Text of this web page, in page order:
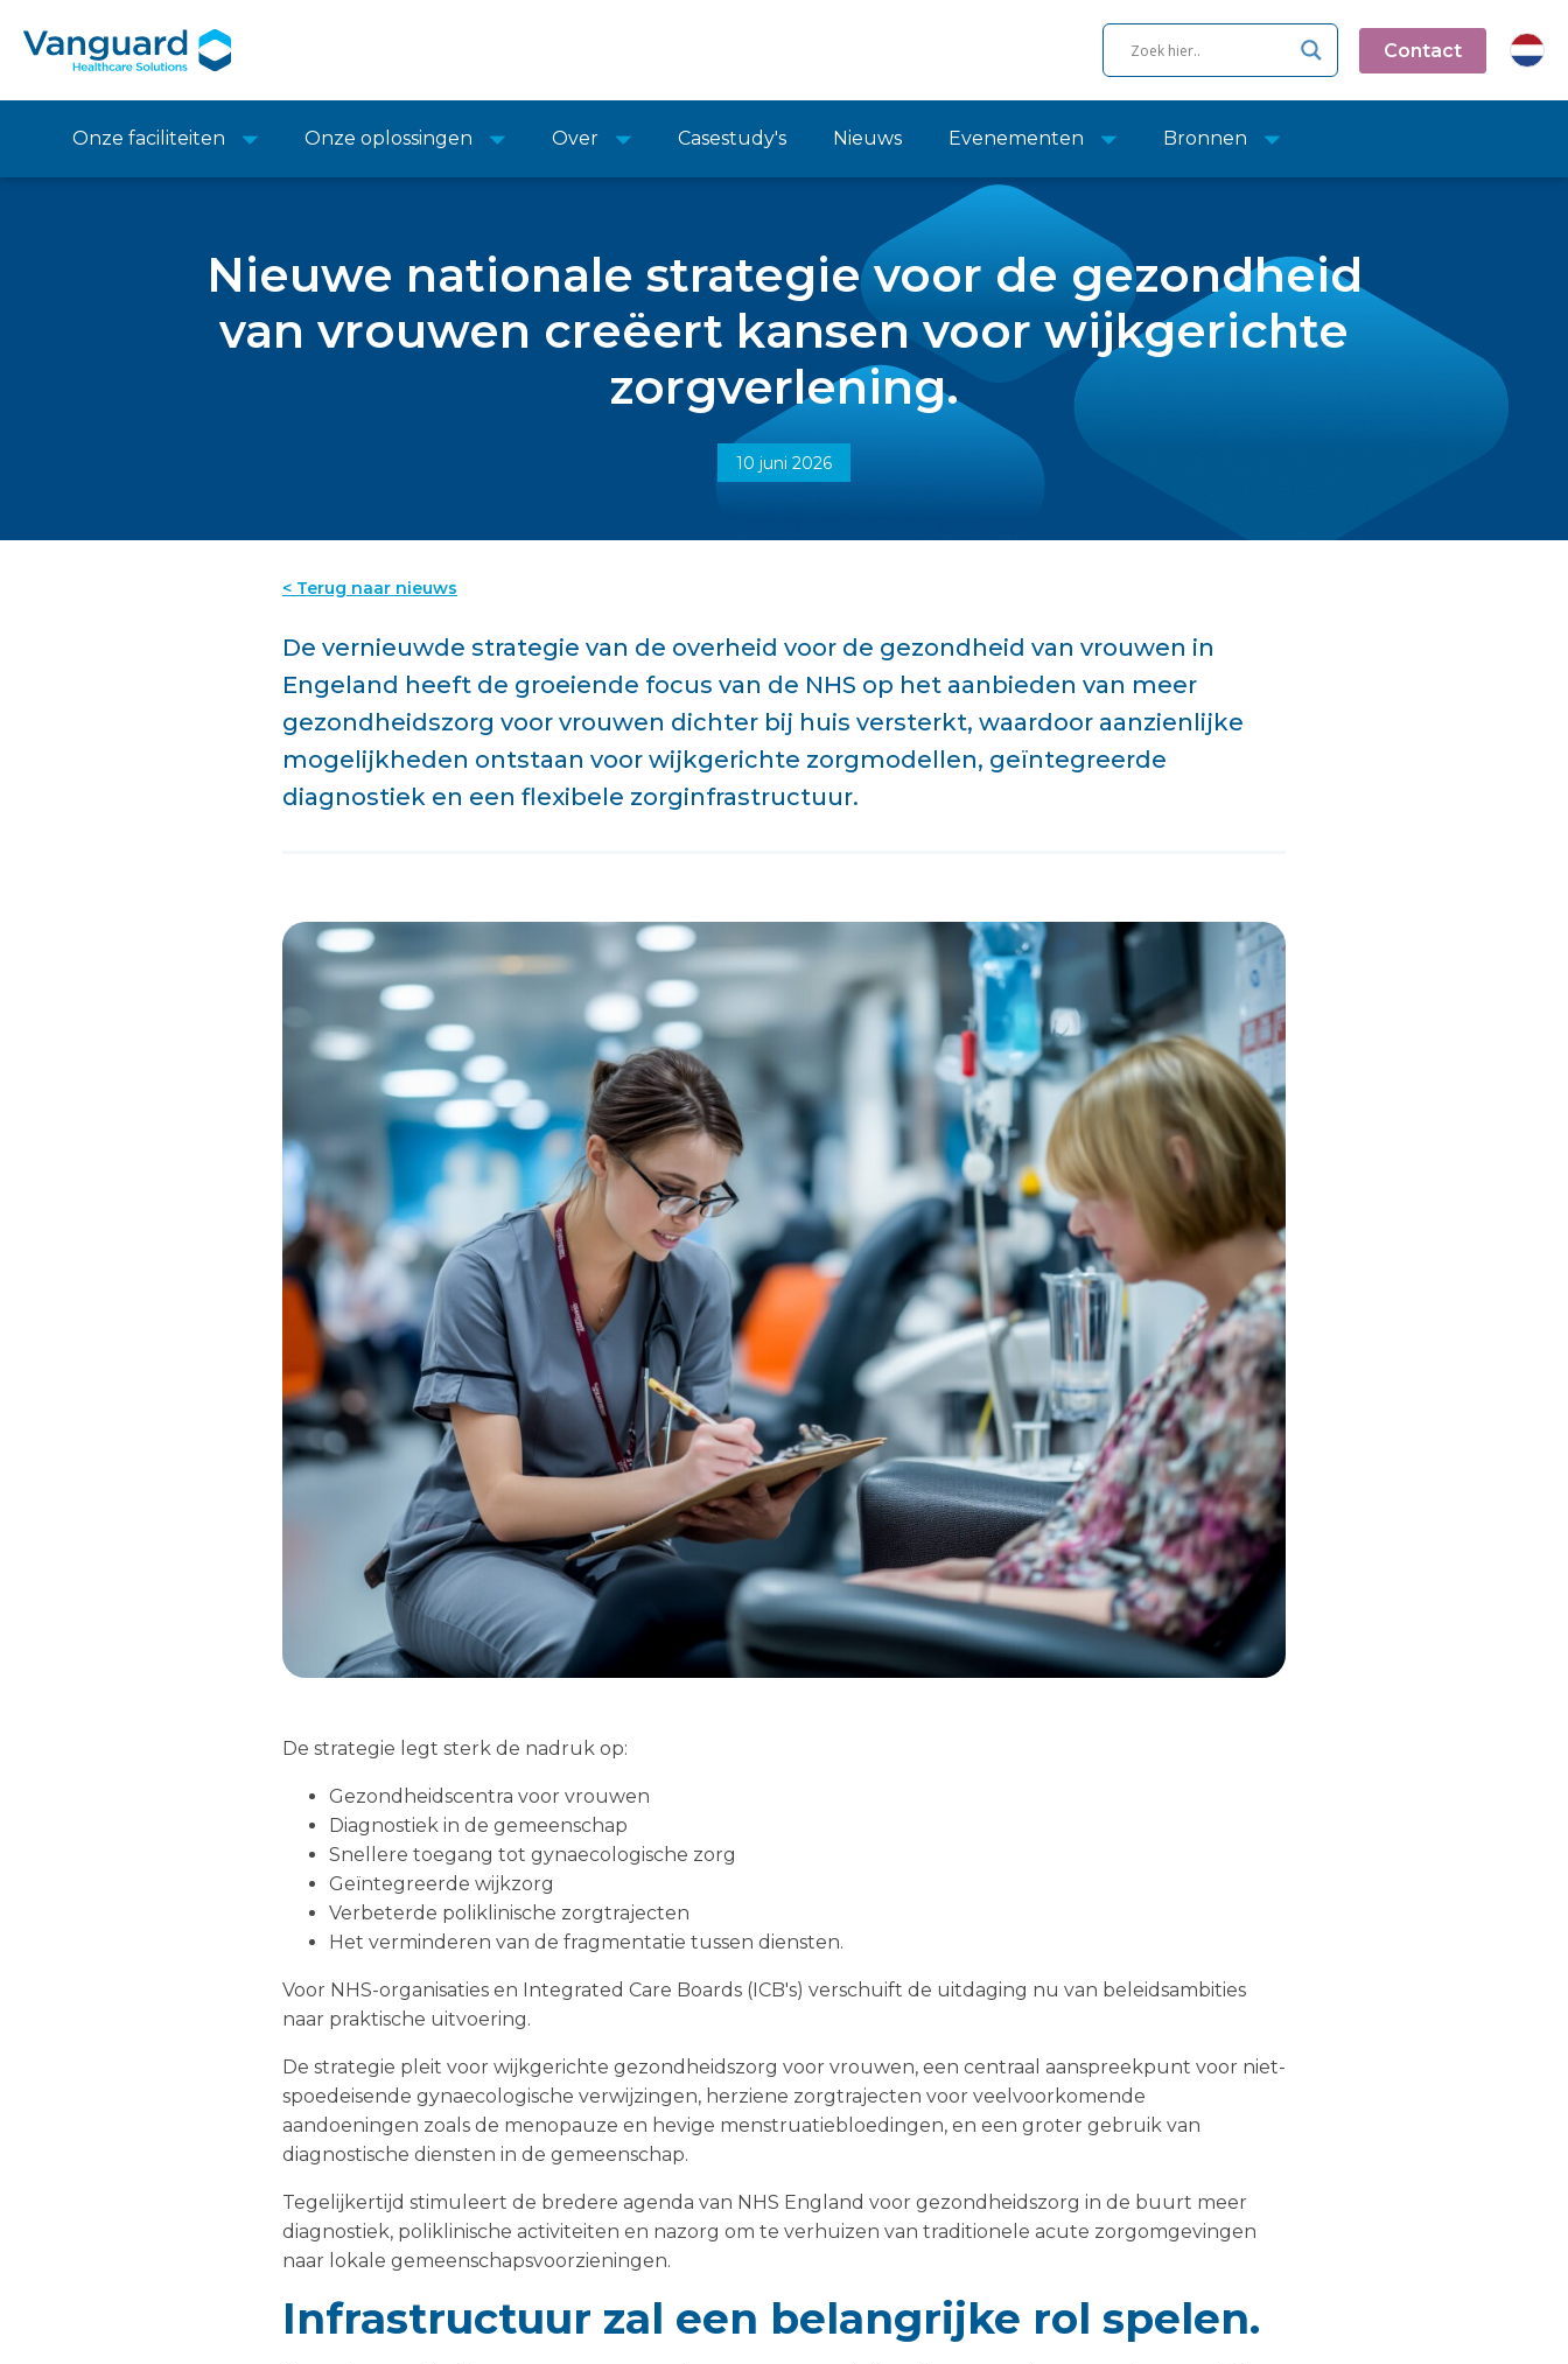
Contact
Onze faciliteiten Onze oplossingen Over Casestudy's Nieuws Evenementen Bronnen
Nieuwe nationale strategie voor de gezondheid
van vrouwen creëert kansen voor wijkgerichte
zorgverlening.
10 juni 2026
< Terug naar nieuws
De vernieuwde strategie van de overheid voor de gezondheid van vrouwen in
Engeland heeft de groeiende focus van de NHS op het aanbieden van meer
gezondheidszorg voor vrouwen dichter bij huis versterkt, waardoor aanzienlijke
mogelijkheden ontstaan voor wijkgerichte zorgmodellen, geïntegreerde
diagnostiek en een flexibele zorginfrastructuur.
De strategie legt sterk de nadruk op:
Gezondheidscentra voor vrouwen
Diagnostiek in de gemeenschap
Snellere toegang tot gynaecologische zorg
Geïntegreerde wijkzorg
Verbeterde poliklinische zorgtrajecten
Het verminderen van de fragmentatie tussen diensten.
Voor NHS-organisaties en Integrated Care Boards (ICB's) verschuift de uitdaging nu van beleidsambities
naar praktische uitvoering.
De strategie pleit voor wijkgerichte gezondheidszorg voor vrouwen, een centraal aanspreekpunt voor niet-
spoedeisende gynaecologische verwijzingen, herziene zorgtrajecten voor veelvoorkomende
aandoeningen zoals de menopauze en hevige menstruatiebloedingen, en een groter gebruik van
diagnostische diensten in de gemeenschap.
Tegelijkertijd stimuleert de bredere agenda van NHS England voor gezondheidszorg in de buurt meer
diagnostiek, poliklinische activiteiten en nazorg om te verhuizen van traditionele acute zorgomgevingen
naar lokale gemeenschapsvoorzieningen.
Infrastructuur zal een belangrijke rol spelen.